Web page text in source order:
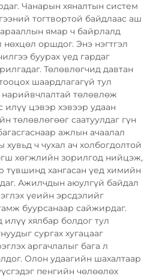
Чанарын хяналтын систем
тогтвортой байдлаас аш
ямар ч байрлалд
оршдог. Энэ нэгтгэл
буурах үед гардаг
Төлөвлөгчид давтан
шаардлагагүй тул
төлөвлөж
илүү цэвэр хэвээр удаан
төлөвлөгөөг саатуулдаг гүн
ажлын ачаалал
хувьд ч чухал ач холбогдолтой
хөгжлийн зорилгод нийцэж,
түвшинд хангасан үед химийн
Ажилчдын аюулгүй байдал
үеийн эрсдэлийг
буурсанаар сайжирдаг.
хялбар болдог тул
сургах хугацааг
аргачлалыг бага л
Олон удаагийн шахалтаар
пенгийн чөлөөлөх